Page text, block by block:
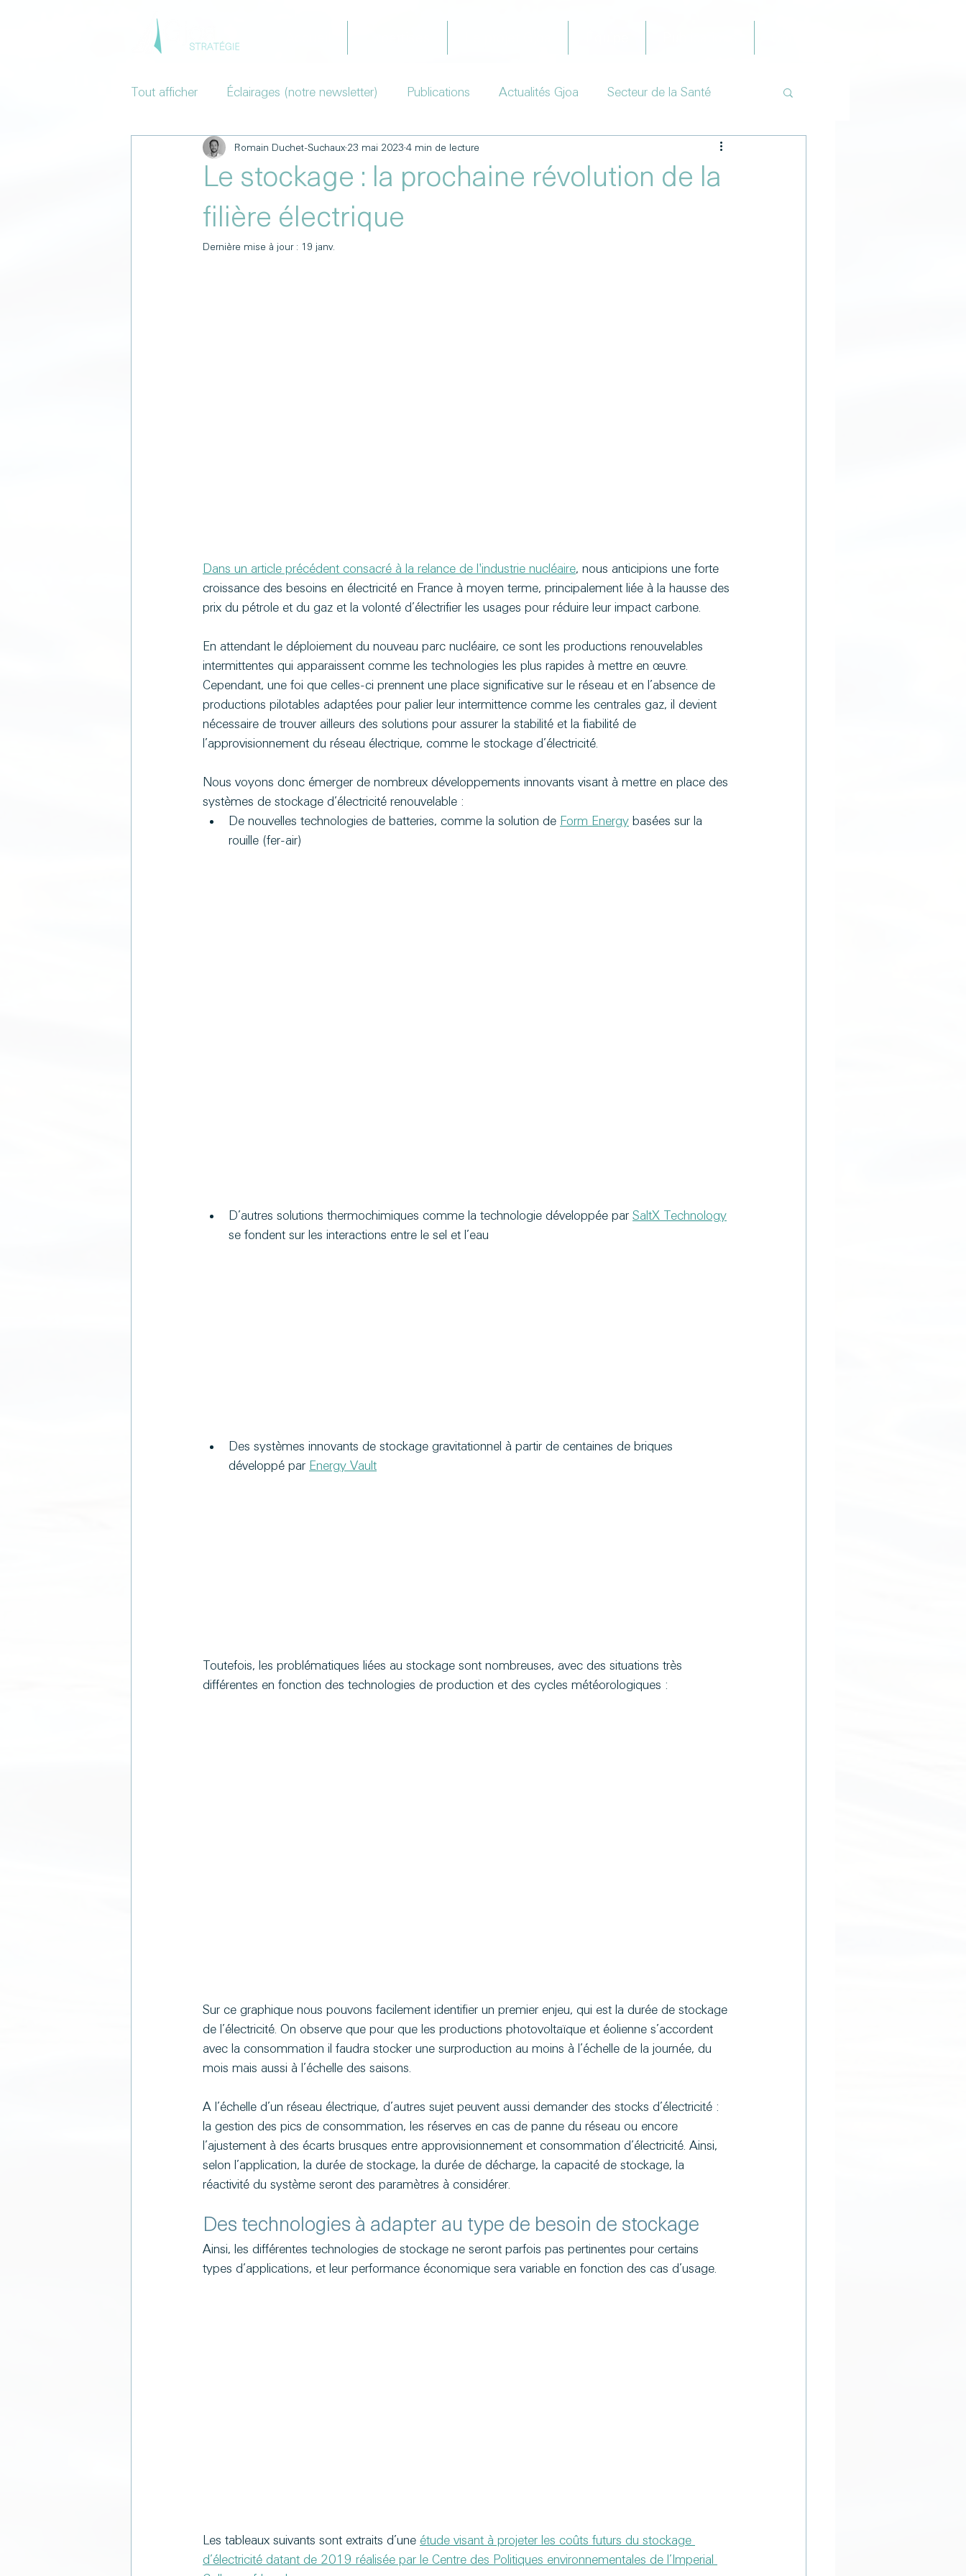
Tout afficher Éclairages (notre newsletter) Publications Actualités Gjoa Secteur de la Santé
Le stockage : la prochaine révolution de la
filière électrique
Romain Duchet-Suchaux 23 mai 2023 4 min de lecture
Dernière mise à jour : 19 janv.
Dans un article précédent consacré à la relance de l'industrie nucléaire, nous anticipions une forte
croissance des besoins en électricité en France à moyen terme, principalement liée à la hausse des
prix du pétrole et du gaz et la volonté d’électrifier les usages pour réduire leur impact carbone.
En attendant le déploiement du nouveau parc nucléaire, ce sont les productions renouvelables
intermittentes qui apparaissent comme les technologies les plus rapides à mettre en œuvre.
Cependant, une foi que celles-ci prennent une place significative sur le réseau et en l’absence de
productions pilotables adaptées pour palier leur intermittence comme les centrales gaz, il devient
nécessaire de trouver ailleurs des solutions pour assurer la stabilité et la fiabilité de
l’approvisionnement du réseau électrique, comme le stockage d’électricité.
Nous voyons donc émerger de nombreux développements innovants visant à mettre en place des
systèmes de stockage d’électricité renouvelable :
De nouvelles technologies de batteries, comme la solution de Form Energy basées sur la
rouille (fer-air)
D’autres solutions thermochimiques comme la technologie développée par SaltX Technology
se fondent sur les interactions entre le sel et l’eau
Des systèmes innovants de stockage gravitationnel à partir de centaines de briques
développé par Energy Vault
Toutefois, les problématiques liées au stockage sont nombreuses, avec des situations très
différentes en fonction des technologies de production et des cycles météorologiques :
Sur ce graphique nous pouvons facilement identifier un premier enjeu, qui est la durée de stockage
de l’électricité. On observe que pour que les productions photovoltaïque et éolienne s’accordent
avec la consommation il faudra stocker une surproduction au moins à l’échelle de la journée, du
mois mais aussi à l’échelle des saisons.
A l’échelle d’un réseau électrique, d’autres sujet peuvent aussi demander des stocks d’électricité :
la gestion des pics de consommation, les réserves en cas de panne du réseau ou encore
l’ajustement à des écarts brusques entre approvisionnement et consommation d’électricité. Ainsi,
selon l’application, la durée de stockage, la durée de décharge, la capacité de stockage, la
réactivité du système seront des paramètres à considérer.
Des technologies à adapter au type de besoin de stockage
Ainsi, les différentes technologies de stockage ne seront parfois pas pertinentes pour certains
types d’applications, et leur performance économique sera variable en fonction des cas d’usage.
Les tableaux suivants sont extraits d’une étude visant à projeter les coûts futurs du stockage
d’électricité datant de 2019 réalisée par le Centre des Politiques environnementales de l’Imperial